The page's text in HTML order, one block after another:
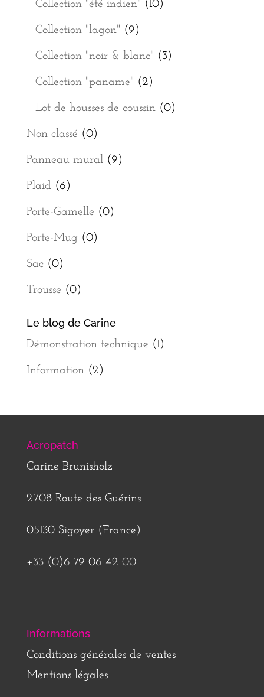
Collection "été indien" (10)
Collection "lagon" (9)
Collection "noir & blanc" (3)
Collection "paname" (2)
Lot de housses de coussin (0)
Non classé (0)
Panneau mural (9)
Plaid (6)
Porte-Gamelle (0)
Porte-Mug (0)
Sac (0)
Trousse (0)
Le blog de Carine
Démonstration technique (1)
Information(2)
Acropatch
Carine Brunisholz
2708 Route des Guérins
05130 Sigoyer (France)
+33 (0)6 79 06 42 00
Informations
Conditions générales de ventes
Mentions légales